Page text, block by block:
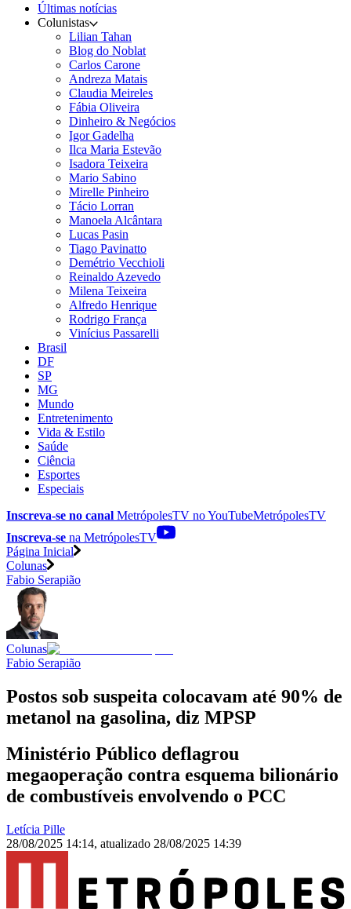
Últimas notícias
Colunistas
Lilian Tahan
Blog do Noblat
Carlos Carone
Andreza Matais
Claudia Meireles
Fábia Oliveira
Dinheiro & Negócios
Igor Gadelha
Ilca Maria Estevão
Isadora Teixeira
Mario Sabino
Mirelle Pinheiro
Tácio Lorran
Manoela Alcântara
Lucas Pasin
Tiago Pavinatto
Demétrio Vecchioli
Reinaldo Azevedo
Milena Teixeira
Alfredo Henrique
Rodrigo França
Vinícius Passarelli
Brasil
DF
SP
MG
Mundo
Entretenimento
Vida & Estilo
Saúde
Ciência
Esportes
Especiais
Inscreva-se no canal MetrópolesTV noYouTubeMetrópolesTV
Inscreva-se na MetrópolesTV
Página Inicial
Colunas
Fabio Serapião
Colunas
Fabio Serapião
Postos sob suspeita colocavam até 90% de
metanol na gasolina, diz MPSP
Ministério Público deflagrou
megaoperação contra esquema bilionário
de combustíveis envolvendo o PCC
Letícia Pille
28/08/2025 14:14, atualizado 28/08/2025 14:39